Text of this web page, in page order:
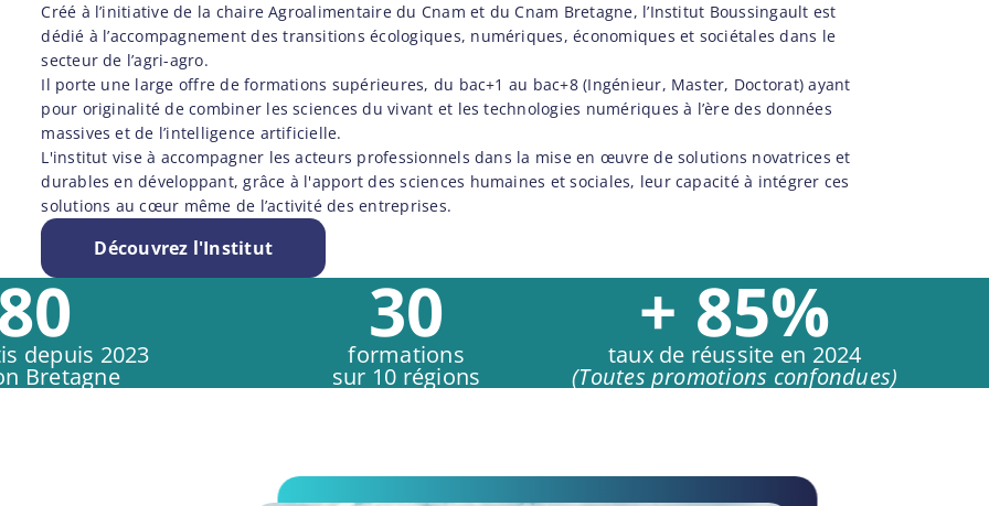
Créé à l’initiative de la chaire Agroalimentaire du Cnam et du Cnam Bretagne, l’Institut Boussingault est
dédié à l’accompagnement des transitions écologiques, numériques, économiques et sociétales dans le
secteur de l’agri-agro.
Il porte une large offre de formations supérieures, du bac+1 au bac+8 (Ingénieur, Master, Doctorat) ayant
pour originalité de combiner les sciences du vivant et les technologies numériques à l’ère des données
massives et de l’intelligence artificielle.
L'institut vise à accompagner les acteurs professionnels dans la mise en œuvre de solutions novatrices et
durables en développant, grâce à l'apport des sciences humaines et sociales, leur capacité à intégrer ces
solutions au cœur même de l’activité des entreprises.
Découvrez l'Institut
depuis 2023
Bretagne
30
formations
sur 10 régions
+ 85%
taux de réussite en 2024
(Toutes promotions confondues)